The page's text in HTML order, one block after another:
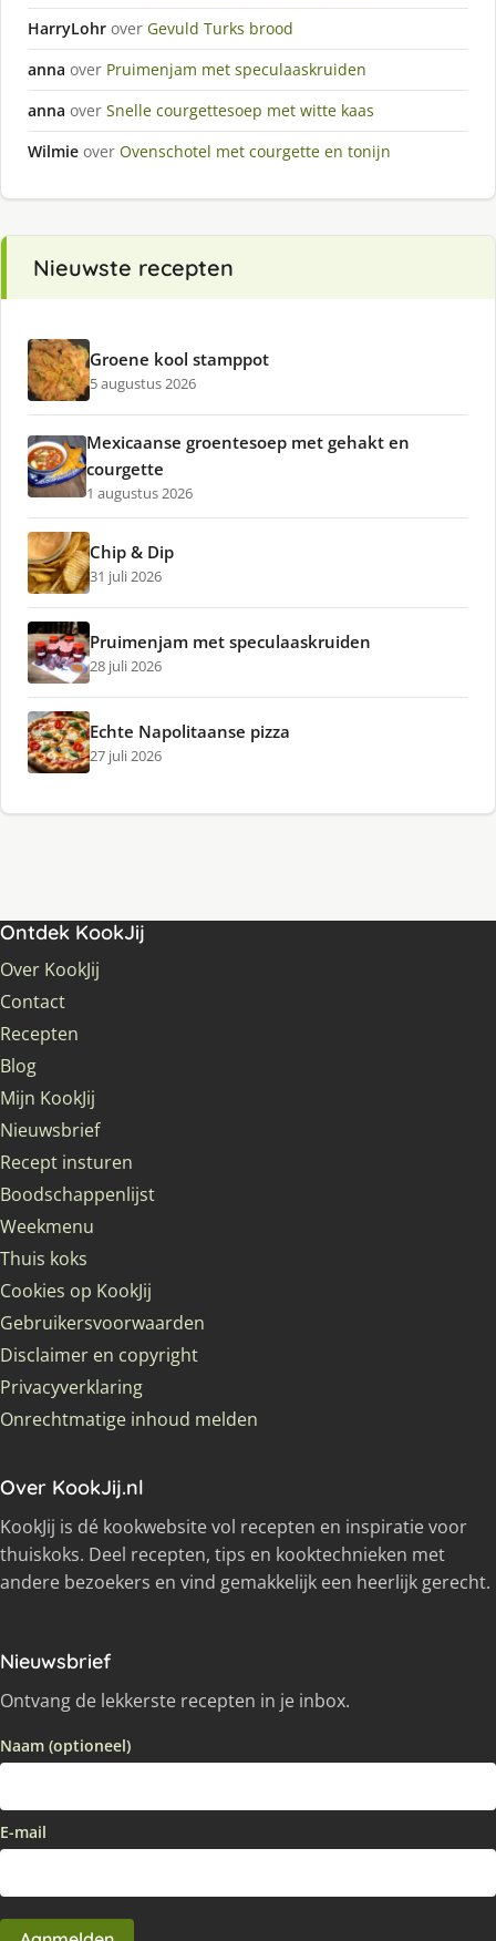
HarryLohr over Gevuld Turks brood
anna over Pruimenjam met speculaaskruiden
anna over Snelle courgettesoep met witte kaas
Wilmie over Ovenschotel met courgette en tonijn
Nieuwste recepten
Groene kool stamppot
5 augustus 2026
Mexicaanse groentesoep met gehakt en
courgette
1 augustus 2026
Chip & Dip
31 juli 2026
Pruimenjam met speculaaskruiden
28 juli 2026
Echte Napolitaanse pizza
27 juli 2026
Ontdek KookJij
Over KookJij
Contact
Recepten
Blog
Mijn KookJij
Nieuwsbrief
Recept insturen
Boodschappenlijst
Weekmenu
Thuis koks
Cookies op KookJij
Gebruikersvoorwaarden
Disclaimer en copyright
Privacyverklaring
Onrechtmatige inhoud melden
Over KookJij.nl
KookJij is dé kookwebsite vol recepten en inspiratie voor
thuiskoks. Deel recepten, tips en kooktechnieken met
andere bezoekers en vind gemakkelijk een heerlijk gerecht.
Nieuwsbrief
Ontvang de lekkerste recepten in je inbox.
Naam (optioneel)
E-mail